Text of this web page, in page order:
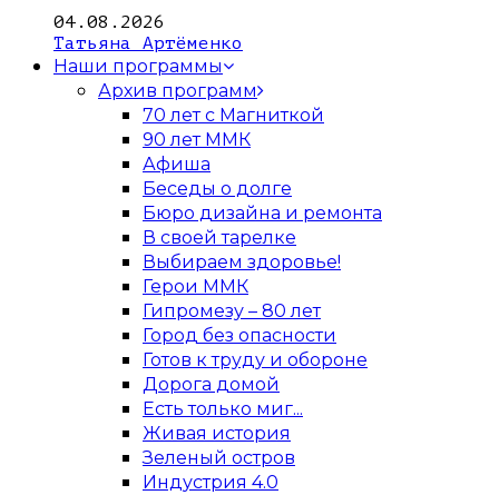
04.08.2026
Татьяна Артёменко
Наши программы
Архив программ
70 лет с Магниткой
90 лет ММК
Афиша
Беседы о долге
Бюро дизайна и ремонта
В своей тарелке
Выбираем здоровье!
Герои ММК
Гипромезу – 80 лет
Город без опасности
Готов к труду и обороне
Дорога домой
Есть только миг...
Живая история
Зеленый остров
Индустрия 4.0